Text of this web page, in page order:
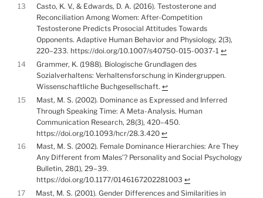
13
Casto, K. V., & Edwards, D. A. (2016). Testosterone and
Reconciliation Among Women: After-Competition
Testosterone Predicts Prosocial Attitudes Towards
Opponents. Adaptive Human Behavior and Physiology, 2(3),
220–233. https://doi.org/10.1007/s40750-015-0037-1 ↩︎
14
Grammer, K. (1988). Biologische Grundlagen des
Sozialverhaltens: Verhaltensforschung in Kindergruppen.
Wissenschaftliche Buchgesellschaft. ↩︎
15
Mast, M. S. (2002). Dominance as Expressed and Inferred
Through Speaking Time: A Meta-Analysis. Human
Communication Research, 28(3), 420–450.
https://doi.org/10.1093/hcr/28.3.420 ↩︎
16
Mast, M. S. (2002). Female Dominance Hierarchies: Are They
Any Different from Males’? Personality and Social Psychology
Bulletin, 28(1), 29–39.
https://doi.org/10.1177/0146167202281003 ↩︎
17
Mast, M. S. (2001). Gender Differences and Similarities in